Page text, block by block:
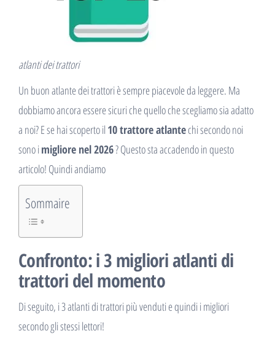
atlanti dei trattori
Un buon atlante dei trattori è sempre piacevole da leggere. Ma
dobbiamo ancora essere sicuri che quello che scegliamo sia adatto
a noi? E se hai scoperto il 10 trattore atlantechi secondo noi
sono imigliore nel 2026? Questo sta accadendo in questo
articolo! Quindi andiamo
Sommaire
Confronto: i 3 migliori atlanti di
trattori del momento
Di seguito, i 3 atlanti di trattori più venduti e quindi i migliori
secondo gli stessi lettori!